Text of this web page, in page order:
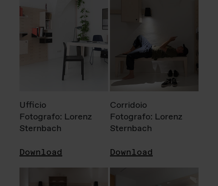
Ufficio
Fotografo: Lorenz
Sternbach
Download
Corridoio
Fotografo: Lorenz
Sternbach
Download